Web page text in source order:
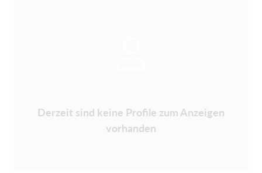
Derzeit sind keine Profile zum Anzeigen
vorhanden